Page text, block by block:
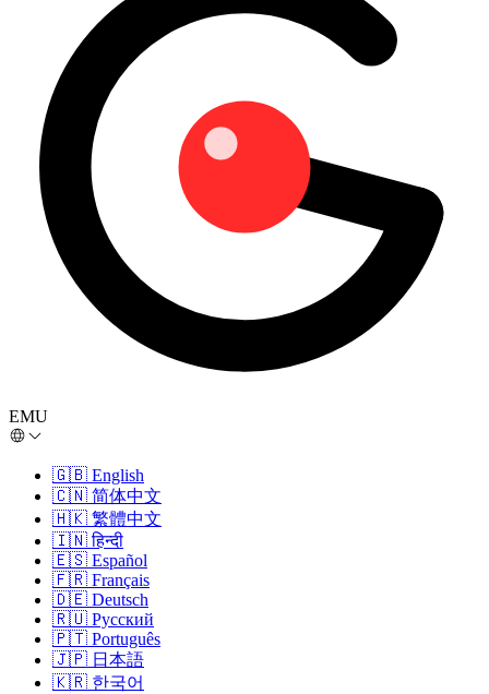
EMU
🇬🇧 English
🇨🇳 简体中文
🇭🇰 繁體中文
🇮🇳 हिन्दी
🇪🇸 Español
🇫🇷 Français
🇩🇪 Deutsch
🇷🇺 Русский
🇵🇹 Português
🇯🇵 日本語
🇰🇷 한국어